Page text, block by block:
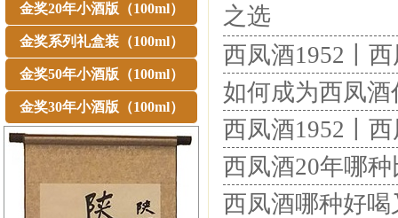
金奖20年小酒版（100ml）
金奖系列礼盒装（100ml）
金奖50年小酒版（100ml）
金奖30年小酒版（100ml）
之选
西凤酒1952丨
如何成为西凤酒
西凤酒1952丨
西凤酒20年哪
西凤酒哪种好喝